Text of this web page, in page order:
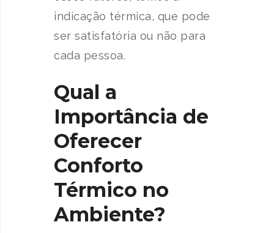
indicação térmica, que pode
ser satisfatória ou não para
cada pessoa.
Qual a
Importância de
Oferecer
Conforto
Térmico no
Ambiente?